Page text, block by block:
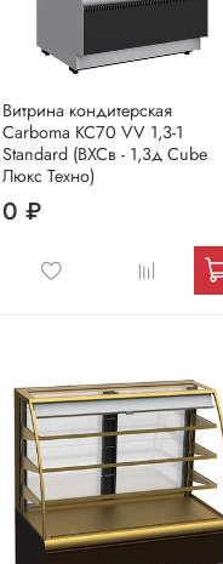
Витрина кондитерская
Carboma KC70 VV 1,3-1
Standard (ВХСв - 1,3д Cube
Люкс Техно)
0 ₽